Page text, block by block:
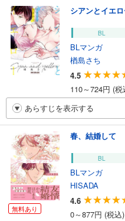
シアンとイエロ
BL
BLマンガ
楢島さち
4.5
110～724円 (税
あらすじを表示する
無料あり
春、結婚して
BL
BLマンガ
HISADA
4.6
0～877円 (税込)